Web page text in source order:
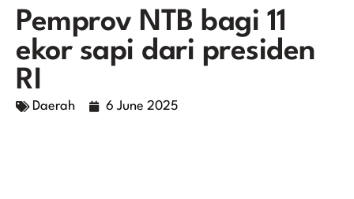
Pemprov NTB bagi 11
ekor sapi dari presiden
RI
Daerah 6 June 2025